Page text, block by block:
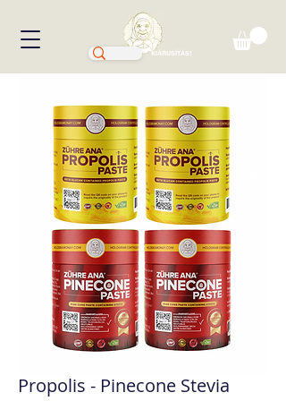
KIÁRUSÍTÁS!
Propolis - Pinecone Stevia